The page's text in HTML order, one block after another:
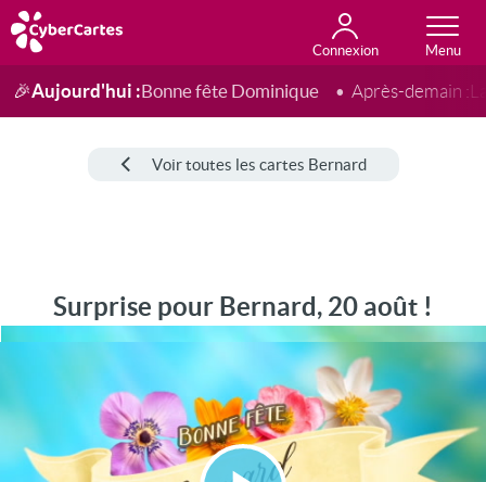
Connexion
Anniversaire
Fête du jour
Amour
Amitié
Merci
Toutes les cartes
🎉Aujourd'hui :Bonne fête Dominique Après-demain :
Voir toutes les cartes Bernard
Surprise pour Bernard, 20 août !